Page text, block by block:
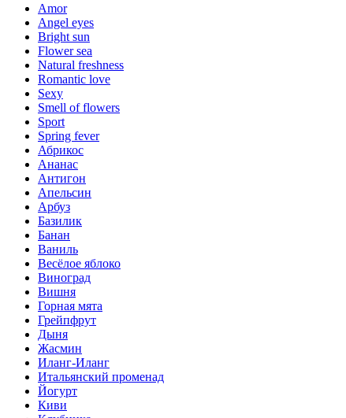
Amor
Angel eyes
Bright sun
Flower sea
Natural freshness
Romantic love
Sexy
Smell of flowers
Sport
Spring fever
Абрикос
Ананас
Антигон
Апельсин
Арбуз
Базилик
Банан
Ваниль
Весёлое яблоко
Виноград
Вишня
Горная мята
Грейпфрут
Дыня
Жасмин
Иланг-Иланг
Итальянский променад
Йогурт
Киви